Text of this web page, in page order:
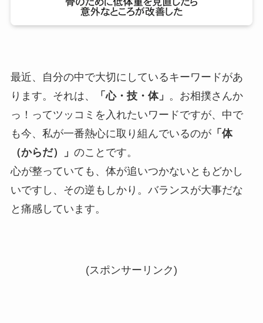
最近、自分の中で大切にしているキーワードがあ
ります。それは、
「心・技・体」 。お相撲さんか
っ！ってツッコミを入れたいワードですが、中で
も今、私が一番熱心に取り組んでいるのが「体
（からだ）」 のことです。
心が整っていても、体が追いつかないともどかし
いですし、その逆もしかり。バランスが大事だな
と痛感しています。
(スポンサーリンク)